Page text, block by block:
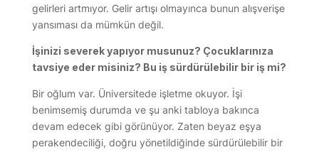
gelirleri artmıyor. Gelir artışı olmayınca bunun alışverişe
yansıması da mümkün değil.
İşinizi severek yapıyor musunuz? Çocuklarınıza
tavsiye eder misiniz? Bu iş sürdürülebilir bir iş mi?
Bir oğlum var. Üniversitede işletme okuyor. İşi
benimsemiş durumda ve şu anki tabloya bakınca
devam edecek gibi görünüyor. Zaten beyaz eşya
perakendeciliği, doğru yönetildiğinde sürdürülebilir bir